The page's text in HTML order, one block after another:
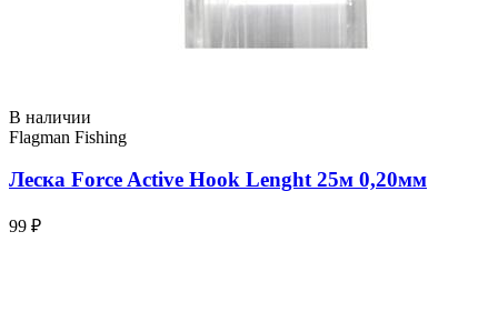
В наличии
Flagman Fishing
Леска Force Active Hook Lenght 25м 0,20мм
99 ₽